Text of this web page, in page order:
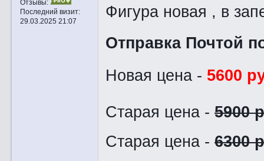
Отзывы:
Последний визит:
29.03.2025 21:07
Фигура новая , в
Отправка Почтой
Новая цена - 5600
Старая цена - 5900
Старая цена - 6300